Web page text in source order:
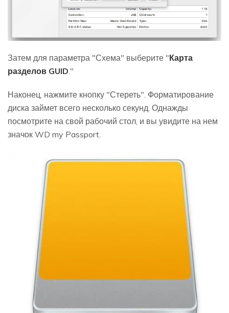
Затем для параметра "Схема" выберите "Карта
разделов GUID ."
Наконец, нажмите кнопку "Стереть". Форматирование
диска займет всего несколько секунд. Однажды
посмотрите на свой рабочий стол, и вы увидите на нем
значок WD my Passport.